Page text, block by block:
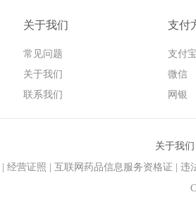
常见问题
关于我们
联系我们
支付
微信
网银
关于我们 支付
关于我们
| 经营证照 | 互联网药品信息服务资格证 | 违